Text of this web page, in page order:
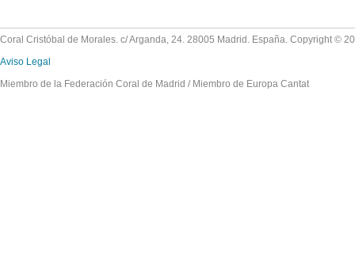
Coral Cristóbal de Morales. c/ Arganda, 24. 28005 Madrid. España. Copyright ©
Aviso Legal
Miembro de la Federación Coral de Madrid / Miembro de Europa Cantat